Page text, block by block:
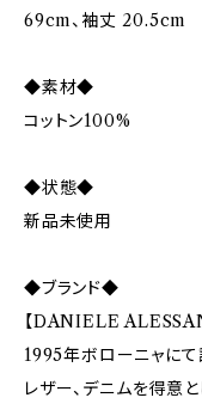
69cm、袖丈 20.5cm
◆素材◆
コットン100%
◆状態◆
新品未使用
◆ブランド◆
【DANIELE
1995年ボローニャにて
レザー、デニムを得意